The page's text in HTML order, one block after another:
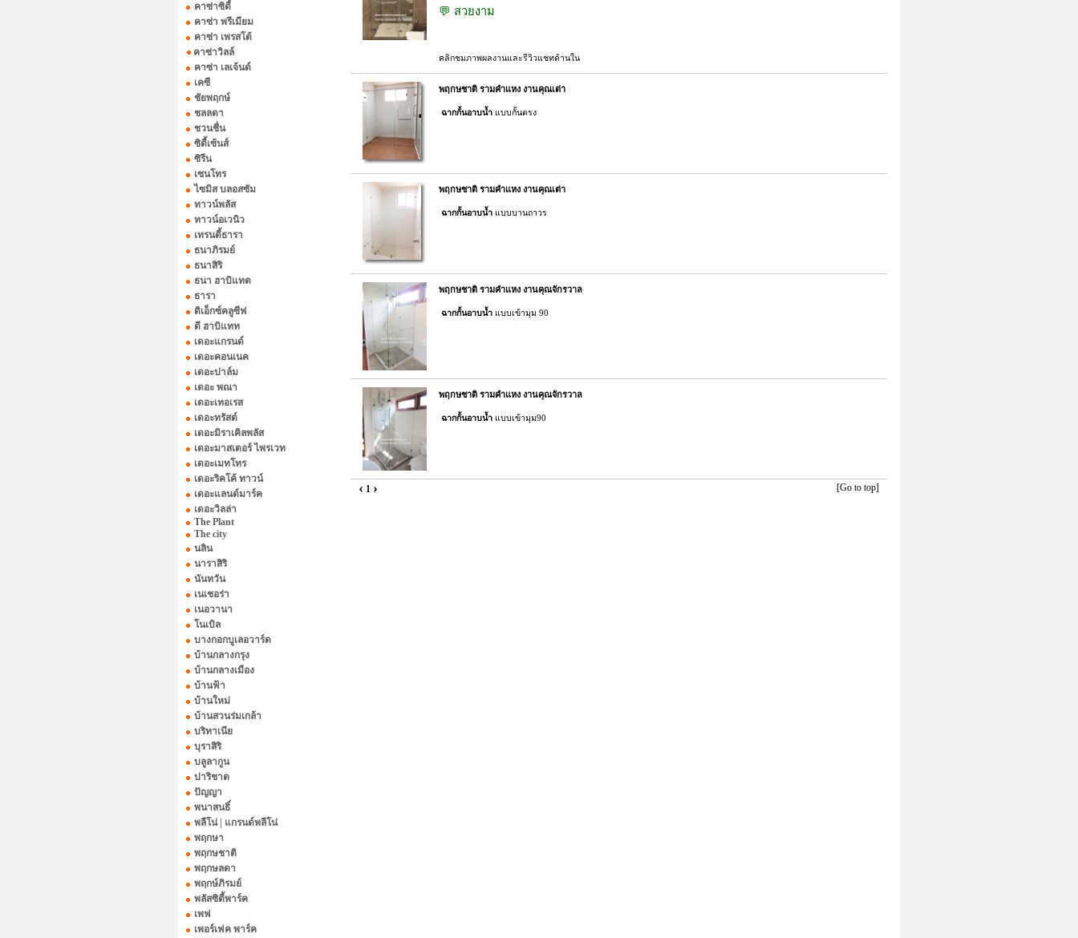
คาซ่าซิตี้
คาซ่า พรีเมียม
คาซ่า เพรสโต้
คาซ่าวิลล์
คาซ่า เลเจ้นด์
เคซี
ชัยพฤกษ์
ชลลดา
ชวนชื่น
ซิตี้เซ้นส์
ซิรีน
เซนโทร
ไซมิส บลอสซัม
ทาวน์พลัส
ทาวน์อเวนิว
เทรนดี้ธารา
ธนาภิรมย์
ธนาสิริ
ธนา ฮาบิแทต
ธารา
ดิเอ็กซ์คลูซีฟ
ดี ฮาบิแทท
เดอะแกรนด์
เดอะคอนเนค
เดอะปาล์ม
เดอะ พณา
เดอะเทอเรส
เดอะทรัสต์
เดอะมิราเคิลพลัส
เดอะมาสเตอร์ ไพรเวท
เดอะเมทโทร
เดอะริคโค้ ทาวน์
เดอะแลนด์มาร์ค
เดอะวิลล่า
The Plant
The city
นลิน
นาราสิริ
นันทวัน
เนเชอร่า
เนอวานา
โนเบิล
บางกอกบูเลอวาร์ด
บ้านกลางกรุง
บ้านกลางเมือง
บ้านฟ้า
บ้านใหม่
บ้านสวนร่มเกล้า
บริทาเนีย
บุราสิริ
บลูลากูน
ปาริชาต
ปัญญา
พนาสนธิ์
พลีโน่ | แกรนด์พลีโน่
พฤกษา
พฤกษชาติ
พฤกษลดา
พฤกษ์ภิรมย์
พลัสซิตี้พาร์ค
เพฟ
เพอร์เฟค พาร์ค
💬 สวยงาม
คลิกชมภาพผลงานและรีวิวแชทด้านใน
พฤกษชาติ รามคำแหง งานคุณเต่า
ฉากกั้นอาบน้ำ แบบกั้นตรง
พฤกษชาติ รามคำแหง งานคุณเต่า
ฉากกั้นอาบน้ำ แบบบานถาวร
พฤกษชาติ รามคำแหง งานคุณจักรวาล
ฉากกั้นอาบน้ำ แบบเข้ามุม 90
พฤกษชาติ รามคำแหง งานคุณจักรวาล
ฉากกั้นอาบน้ำ แบบเข้ามุม90
‹ 1 › [Go to top]